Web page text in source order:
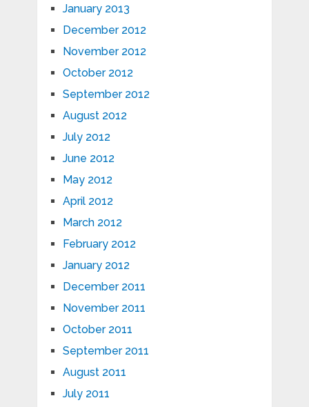
January 2013
December 2012
November 2012
October 2012
September 2012
August 2012
July 2012
June 2012
May 2012
April 2012
March 2012
February 2012
January 2012
December 2011
November 2011
October 2011
September 2011
August 2011
July 2011